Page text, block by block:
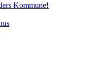
Kommune!